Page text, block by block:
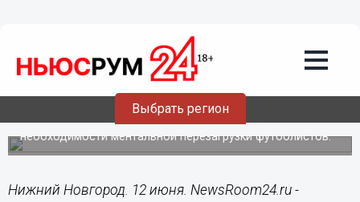
Выбрать регион
12.06.202620:00
Вадим Гаранин назвал главную задачу
«Пари НН» после вылета из РПЛ
Наставник нижегородской команды заявил о
необходимости ментальной перезагрузки футболистов.
Нижний Новгород. 12 июня. NewsRoom24.ru -